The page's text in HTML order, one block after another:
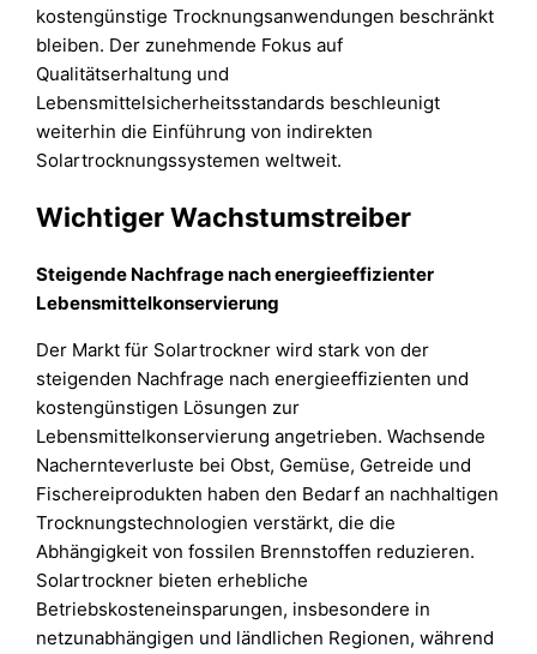
kostengünstige Trocknungsanwendungen beschränkt
bleiben. Der zunehmende Fokus auf
Qualitätserhaltung und
Lebensmittelsicherheitsstandards beschleunigt
weiterhin die Einführung von indirekten
Solartrocknungssystemen weltweit.
Wichtiger Wachstumstreiber
Steigende Nachfrage nach energieeffizienter
Lebensmittelkonservierung
Der Markt für Solartrockner wird stark von der
steigenden Nachfrage nach energieeffizienten und
kostengünstigen Lösungen zur
Lebensmittelkonservierung angetrieben. Wachsende
Nachernteverluste bei Obst, Gemüse, Getreide und
Fischereiprodukten haben den Bedarf an nachhaltigen
Trocknungstechnologien verstärkt, die die
Abhängigkeit von fossilen Brennstoffen reduzieren.
Solartrockner bieten erhebliche
Betriebskosteneinsparungen, insbesondere in
netzunabhängigen und ländlichen Regionen, während